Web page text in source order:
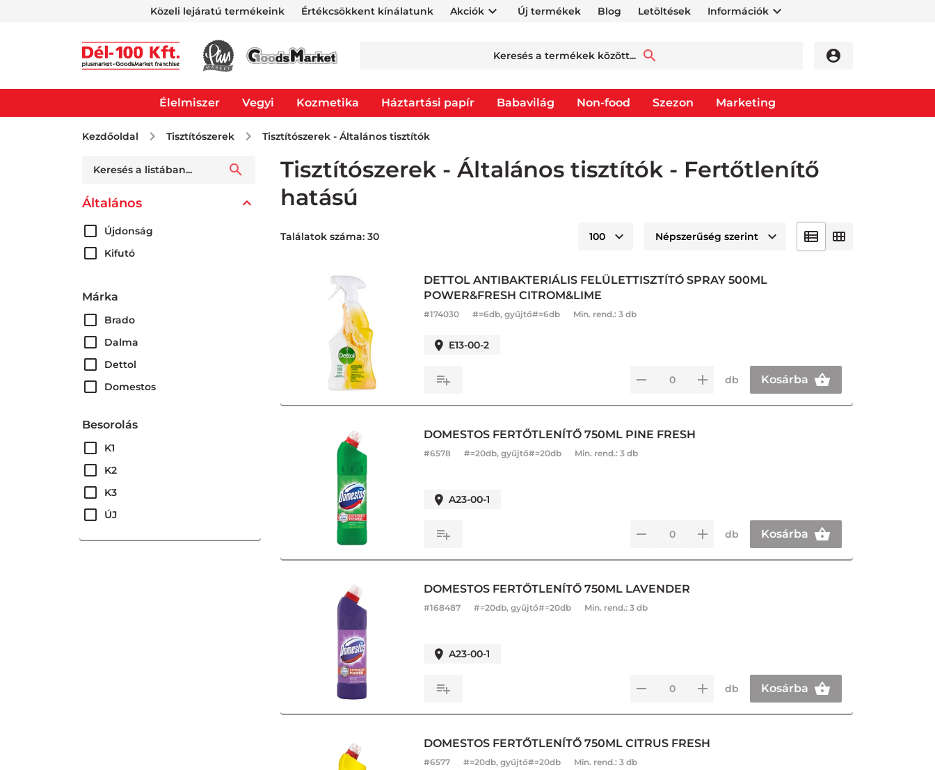
Közeli lejáratú termékeink Értékcsökkent kínálatunk Akciók Új termékek Blog Letöltések Információk
Élelmiszer Vegyi Kozmetika Háztartási papír Babavilág Non-food Szezon Marketing
Kezdőoldal Tisztítószerek Tisztítószerek - Általános tisztítók
Tisztítószerek - Általános tisztítók - Fertőtlenítő
hatású
Találatok száma: 30
DETTOL ANTIBAKTERIÁLIS FELÜLETTISZTÍTÓ SPRAY 500ML
POWER&FRESH CITROM&LIME
#174030 #=6db, gyűjtő#=6db Min. rend.: 3 db
E13-00-2
db Kosárba
DOMESTOS FERTŐTLENÍTŐ 750ML PINE FRESH
#6578 #=20db, gyűjtő#=20db Min. rend.: 3 db
A23-00-1
db Kosárba
DOMESTOS FERTŐTLENÍTŐ 750ML LAVENDER
#168487 #=20db, gyűjtő#=20db Min. rend.: 3 db
A23-00-1
db Kosárba
DOMESTOS FERTŐTLENÍTŐ 750ML CITRUS FRESH
#6577 #=20db, gyűjtő#=20db Min. rend.: 3 db
Általános
Újdonság
Kifutó
Márka
Brado
Dalma
Dettol
Domestos
Flóraszept
Hip-tom
Sanytol
Well Done
Besorolás
K1
K2
K3
ÚJ